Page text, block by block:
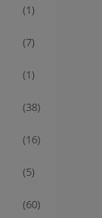
(1)
(7)
(1)
(38)
(16)
(5)
(60)